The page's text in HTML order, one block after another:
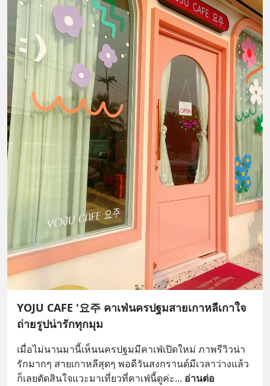
YOJU CAFE '요주 คาเฟ่นครปฐมสายเกาหลีเกาใจ
ถ่ายรูปน่ารักทุกมุม
เมื่อไม่นานมานี้เห็นนครปฐมมีคาเฟ่เปิดใหม่ ภาพรีวิวน่า
รักมากๆ สายเกาหลีสุดๆ พอดีวันสงกรานต์มีเวลาว่างแล้ว
ก็เลยตัดสินใจแวะมาเที่ยวที่คาเฟ่นี้ดูค่ะ... อ่านต่อ